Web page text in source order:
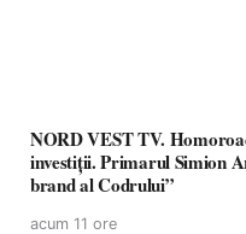
NORD VEST TV.
investiții. Primarul Simion Ardelean: „Oțeloaia rămâne un
brand al Codrului”
acum 11 ore